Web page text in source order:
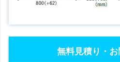
無料見積り・